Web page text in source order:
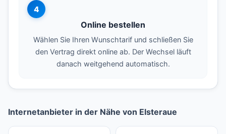
4
Online bestellen
Wählen Sie Ihren Wunschtarif und schließen Sie
den Vertrag direkt online ab. Der Wechsel läuft
danach weitgehend automatisch.
Internetanbieter in der Nähe von Elsteraue